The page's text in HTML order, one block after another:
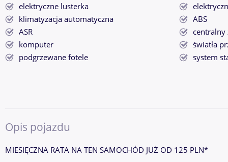
elektryczne lusterka
klimatyzacja automatyczna
ABS
ASR
centralny
komputer
światła
podgrzewane fotele
system
Opis pojazdu
MIESIĘCZNA RATA NA TEN SAMOCHÓD JUŻ OD 125 PLN*